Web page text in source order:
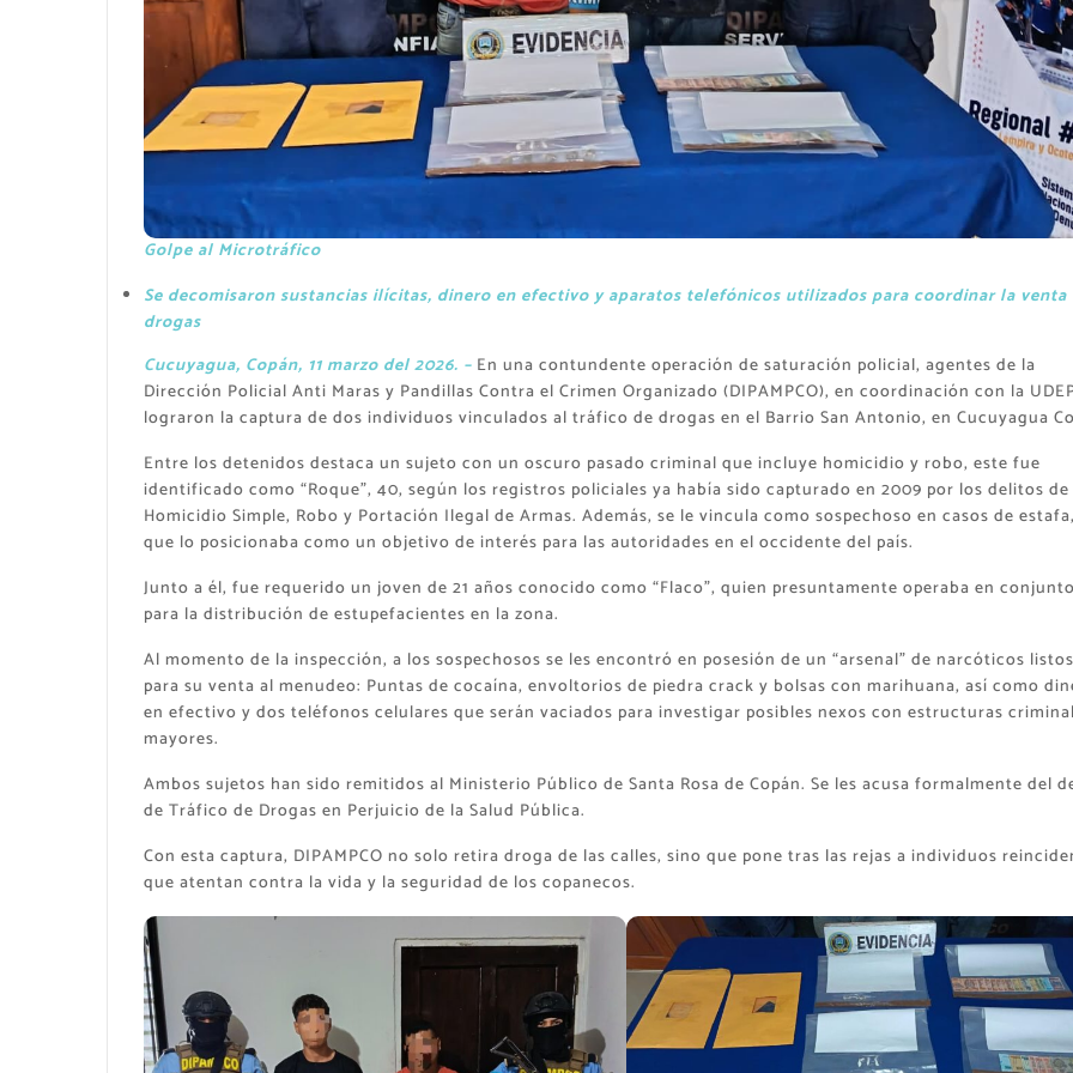
Golpe al Microtráfico
Se decomisaron sustancias ilícitas, dinero en efectivo y aparatos telefónicos utilizados para coordinar la venta
drogas
​Cucuyagua, Copán, 11 marzo del 2026. –En una contundente operación de saturación policial, agentes de la
Dirección Policial Anti Maras y Pandillas Contra el Crimen Organizado (DIPAMPCO), en coordinación con la
lograron la captura de dos individuos vinculados al tráfico de drogas en el Barrio San Antonio, en Cucuyagua
Entre los detenidos destaca un sujeto con un oscuro pasado criminal que incluye homicidio y robo, este fue
identificado como “Roque”, 40, según los registros policiales ya había sido capturado en 2009 por los delitos de
Homicidio Simple, Robo y Portación Ilegal de Armas. Además, se le vincula como sospechoso en casos de
que lo posicionaba como un objetivo de interés para las autoridades en el occidente del país.
​Junto a él, fue requerido un joven de 21 años conocido como “Flaco”, quien presuntamente operaba en
para la distribución de estupefacientes en la zona.
​Al momento de la inspección, a los sospechosos se les encontró en posesión de un “arsenal” de narcóticos listos
para su venta al menudeo: Puntas de cocaína, envoltorios de piedra crack y bolsas con marihuana, así como
en efectivo y dos teléfonos celulares que serán vaciados para investigar posibles nexos con estructuras
mayores.
​Ambos sujetos han sido remitidos al Ministerio Público de Santa Rosa de Copán. Se les acusa formalmente del
de Tráfico de Drogas en Perjuicio de la Salud Pública.
​Con esta captura, DIPAMPCO no solo retira droga de las calles, sino que pone tras las rejas a individuos
que atentan contra la vida y la seguridad de los copanecos.